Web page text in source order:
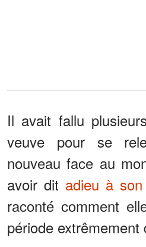
Il avait fallu
veuve pour se
nouveau face au
avoir dit adieu à
raconté comment
période extrêmement